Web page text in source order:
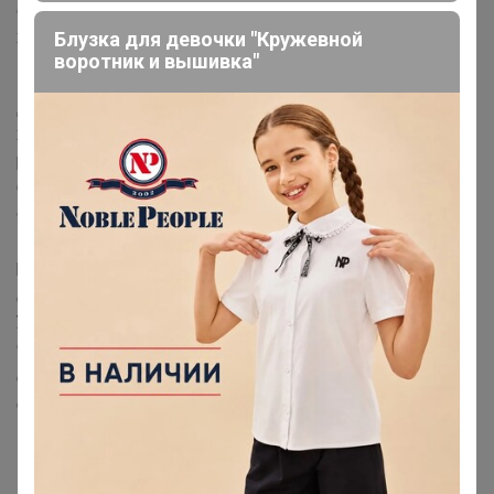
составляет 35 рублей за 30 календарных дней
хранения для каждого заказа в Центрах Раздач города
Красноярска.
Для междугородних Центров Раздач стоимость
хранения составляет 55 рублей. Из этой суммы 20
рублей оплачиваются сразу при оформлении заказа
(включают хранение, сбор и отправку межгорода), а
оставшиеся 35 рублей вносятся при получении заказа
в самом ЦР.Стоимость хранения продуктовых закупок,
растений, а также посадочного материала (саженцев
деревьев, кустарников, рассады, луковиц и т.п.),
указанных в корзине какскоропортящиеся товары
составляет: Красноярск: 35 рублей за 3 календарных
дня. Межгород: 55 рублей за 3 календарных
дня.
Штраф за хранениескоропортящихся товаров
начисляется за каждый последующий день. Расчёт
ведётся только по рабочим дням, выходные дни
пункта выдачи не учитываются. По истечении трёх
Блузка для девочки "Кружевной
воротник и вышивка"